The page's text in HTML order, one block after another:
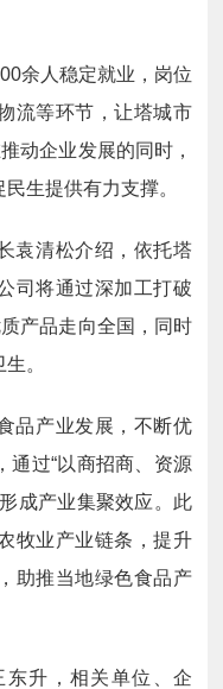
余人稳定就业，岗位
流等环节，让塔城市
动企业发展的同时，
生提供有力支撑。
袁清松介绍，依托塔
司将通过深加工打破
产品走向全国，同时
。
品产业发展，不断优
通过“以商招商、资源
成产业集聚效应。此
牧业产业链条，提升
助推当地绿色食品产
升，相关单位、企